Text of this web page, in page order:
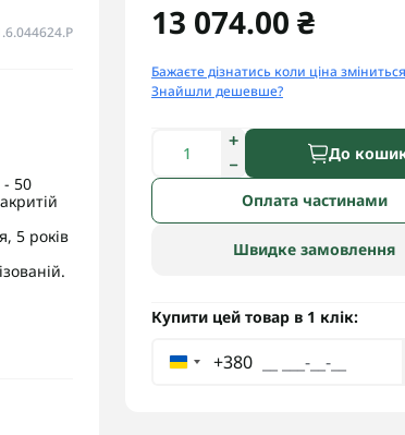
13 074.00 ₴
Бажаєте дізнатись коли ціна
Знайшли дешевше?
До
Оплата частинами
Швидке замовлення
Купити цей товар в 1 клік:
+380
- 50
5 років